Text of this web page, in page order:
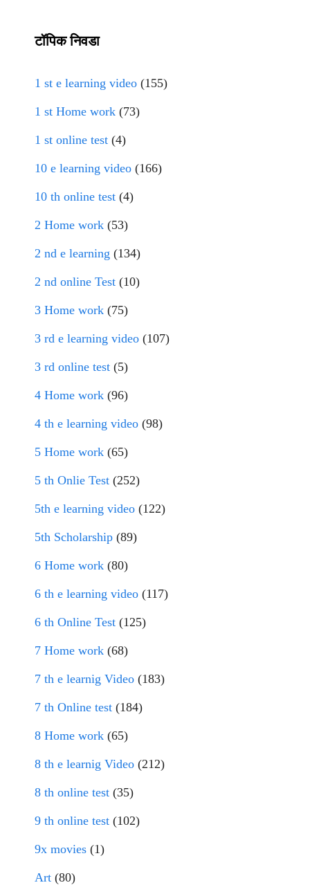
टॉपिक निवडा
1 st e learning video (155)
1 st Home work (73)
1 st online test (4)
10 e learning video (166)
10 th online test (4)
2 Home work (53)
2 nd e learning (134)
2 nd online Test (10)
3 Home work (75)
3 rd e learning video (107)
3 rd online test (5)
4 Home work (96)
4 th e learning video (98)
5 Home work (65)
5 th Onlie Test (252)
5th e learning video (122)
5th Scholarship (89)
6 Home work (80)
6 th e learning video (117)
6 th Online Test (125)
7 Home work (68)
7 th e learnig Video (183)
7 th Online test (184)
8 Home work (65)
8 th e learnig Video (212)
8 th online test (35)
9 th online test (102)
9x movies (1)
Art (80)